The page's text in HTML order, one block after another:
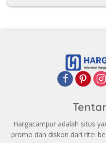
Hargacampur adalah situs
promo dan diskon dari ritel